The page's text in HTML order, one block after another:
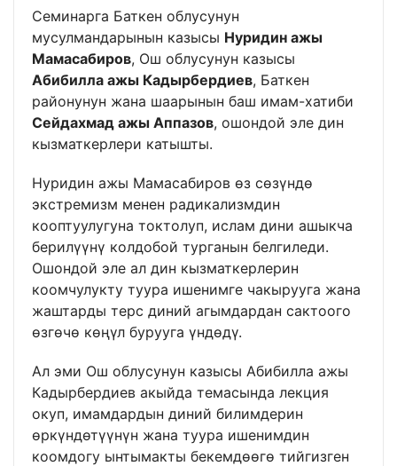
Семинарга Баткен облусунун
мусулмандарынын казысы Нуридин ажы
Мамасабиров, Ош облусунун казысы
Абибилла ажы Кадырбердиев, Баткен
районунун жана шаарынын баш имам-хатиби
Сейдахмад ажы Аппазов, ошондой эле дин
кызматкерлери катышты.
Нуридин ажы Мамасабиров өз сөзүндө
экстремизм менен радикализмдин
кооптуулугуна токтолуп, ислам дини ашыкча
берилүүнү колдобой турганын белгиледи.
Ошондой эле ал дин кызматкерлерин
коомчулукту туура ишенимге чакырууга жана
жаштарды терс диний агымдардан сактоого
өзгөчө көңүл бурууга үндөдү.
Ал эми Ош облусунун казысы Абибилла ажы
Кадырбердиев акыйда темасында лекция
окуп, имамдардын диний билимдерин
өркүндөтүүнүн жана туура ишенимдин
коомдогу ынтымакты бекемдөөгө тийгизген